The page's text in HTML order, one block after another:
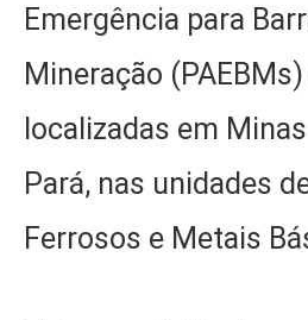
Emergência para
Mineração
localizadas em
Pará, nas unidades
Ferrosos e Metais